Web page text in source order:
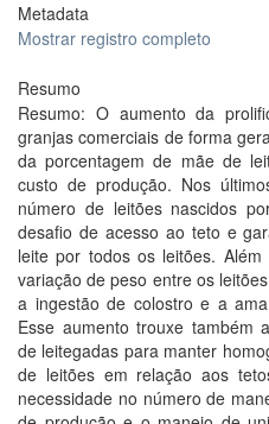
Metadata
Mostrar registro completo
Resumo
Resumo: O aumento da
granjas comerciais de forma
da porcentagem de mãe de
custo de produção. Nos
número de leitões nascidos
desafio de acesso ao teto e
leite por todos os leitões.
variação de peso entre os
a ingestão de colostro e a
Esse aumento trouxe também
de leitegadas para manter
de leitões em relação aos
necessidade no número de